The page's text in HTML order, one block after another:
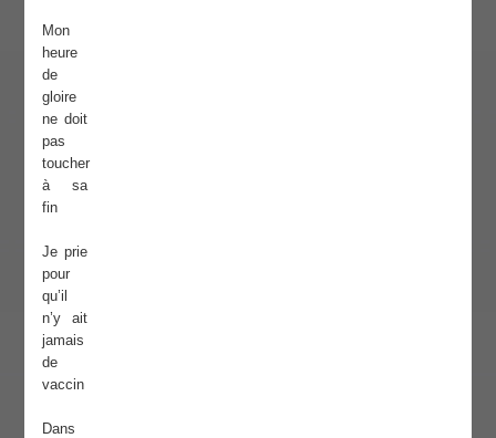
Mon
heure
de
gloire
ne doit
pas
toucher
à sa
fin
Je prie
pour
qu’il
n’y ait
jamais
de
vaccin
Dans